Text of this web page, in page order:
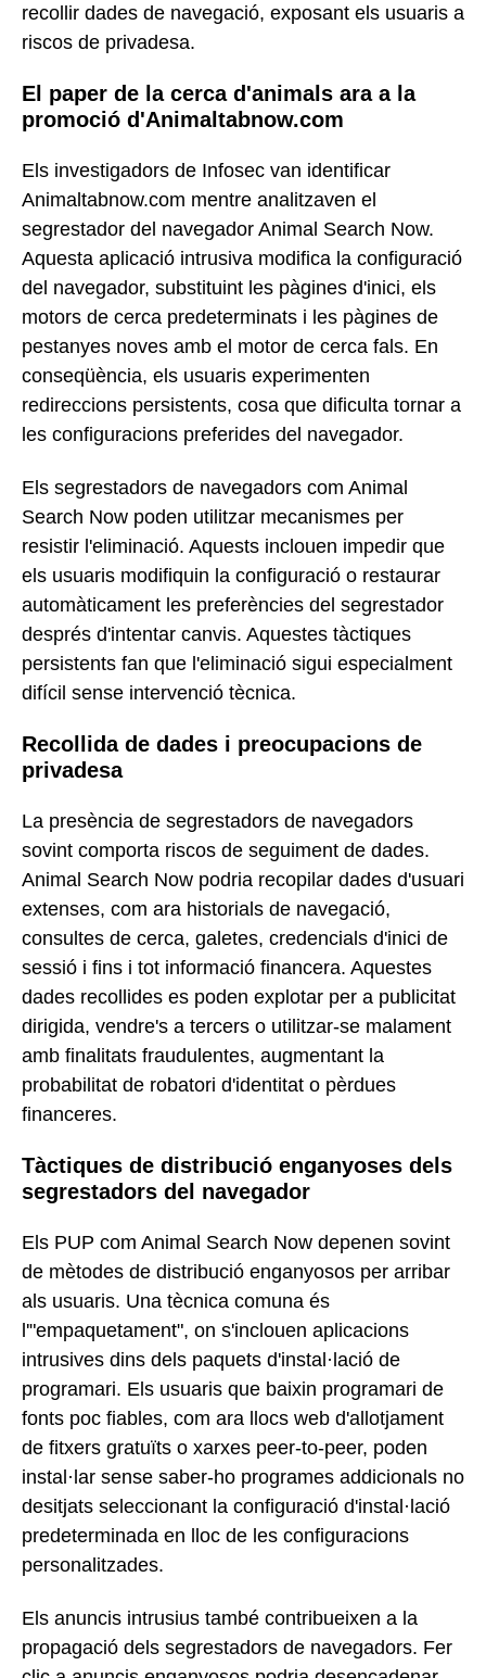
recollir dades de navegació, exposant els usuaris a
riscos de privadesa.
El paper de la cerca d'animals ara a la
promoció d'Animaltabnow.com
Els investigadors de Infosec van identificar
Animaltabnow.com mentre analitzaven el
segrestador del navegador Animal Search Now.
Aquesta aplicació intrusiva modifica la configuració
del navegador, substituint les pàgines d'inici, els
motors de cerca predeterminats i les pàgines de
pestanyes noves amb el motor de cerca fals. En
conseqüència, els usuaris experimenten
redireccions persistents, cosa que dificulta tornar a
les configuracions preferides del navegador.
Els segrestadors de navegadors com Animal
Search Now poden utilitzar mecanismes per
resistir l'eliminació. Aquests inclouen impedir que
els usuaris modifiquin la configuració o restaurar
automàticament les preferències del segrestador
després d'intentar canvis. Aquestes tàctiques
persistents fan que l'eliminació sigui especialment
difícil sense intervenció tècnica.
Recollida de dades i preocupacions de
privadesa
La presència de segrestadors de navegadors
sovint comporta riscos de seguiment de dades.
Animal Search Now podria recopilar dades d'usuari
extenses, com ara historials de navegació,
consultes de cerca, galetes, credencials d'inici de
sessió i fins i tot informació financera. Aquestes
dades recollides es poden explotar per a publicitat
dirigida, vendre's a tercers o utilitzar-se malament
amb finalitats fraudulentes, augmentant la
probabilitat de robatori d'identitat o pèrdues
financeres.
Tàctiques de distribució enganyoses dels
segrestadors del navegador
Els PUP com Animal Search Now depenen sovint
de mètodes de distribució enganyosos per arribar
als usuaris. Una tècnica comuna és
l'"empaquetament", on s'inclouen aplicacions
intrusives dins dels paquets d'instal·lació de
programari. Els usuaris que baixin programari de
fonts poc fiables, com ara llocs web d'allotjament
de fitxers gratuïts o xarxes peer-to-peer, poden
instal·lar sense saber-ho programes addicionals no
desitjats seleccionant la configuració d'instal·lació
predeterminada en lloc de les configuracions
personalitzades.
Els anuncis intrusius també contribueixen a la
propagació dels segrestadors de navegadors. Fer